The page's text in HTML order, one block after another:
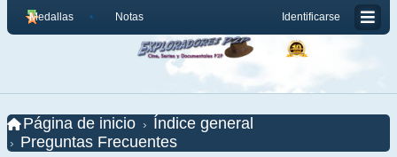
Identificarse
Medallas Notas
Página de inicio
Índice general
Preguntas Frecuentes